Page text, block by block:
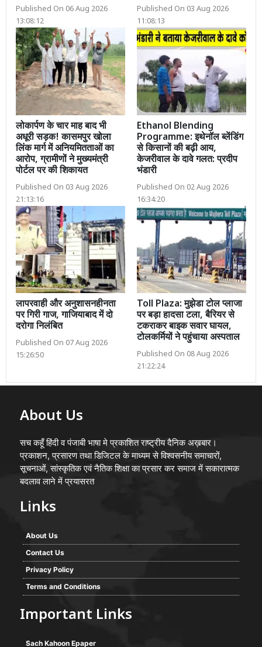
Published On 06 Aug 2026
13:08:12
Published On 03 Aug 2026
11:08:13
लोकार्पण के चार माह बाद भी
अधूरी सड़क! कासमपुर खोला
लिंक मार्ग में अनियमितताओं का
आरोप, ग्रामीणों ने मुख्यमंत्री
पोर्टल पर की शिकायत
Published On 03 Aug 2026
21:13:16
Ethanol Blending
Programme: इथेनॉल ब्लेंडिंग
से किसानों की बढ़ी आय,
केजरीवाल के दावे गलत: प्रदीप
भंडारी
Published On 02 Aug 2026
16:34:20
लापरवाही और अनुशासनहीनता
पर गिरी गाज, गाजियाबाद में दो
दरोगा निलंबित
Published On 07 Aug 2026
15:26:50
Toll Plaza: मुझेडा टोल प्लाजा
पर बड़ा हादसा टला, बैरियर से
टकराकर बाइक सवार घायल,
टोलकर्मियों ने पहुंचाया अस्पताल
Published On 08 Aug 2026
21:22:24
About Us
सच कहूँ हिंदी व पंजाबी भाषा मे प्रकाशित राष्ट्रीय दैनिक अख़बार।
प्रकाशन, प्रसारण तथा डिजिटल के माध्यम से विश्वसनीय समाचारों,
सूचनाओं, सांस्कृतिक एवं नैतिक शिक्षा का प्रसार कर समाज में सकारात्मक
बदलाव लाने में प्रयासरत
Links
About Us
Contact Us
Privacy Policy
Terms and Conditions
Important Links
Sach Kahoon Epaper